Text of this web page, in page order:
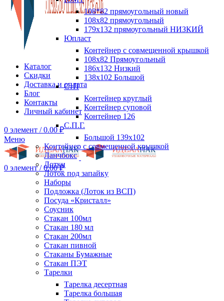
Каталог
Скидки
Доставка и оплата
Блог
Контакты
Личный кабинет
0 элемент / 0.00₽
Меню
0 элемент / 0.00₽
108*82 прямоугольный новый
108х82 прямоугольный
179х132 прямоугольный НИЗКИЙ
Юпласт
Контейнер с совмещенной крышкой
108х82 Прямоугольный
186х132 Низкий
138х102 Большой
СтП
Контейнер круглый
Контейнер суповой
Контейнер 126
С.П.Г.
Большой 139х102
Контейнер с совмещенной крышкой
Ланчбокс
Лотки
Лоток под запайку
Наборы
Подложка (Лоток из ВСП)
Посуда «Кристалл»
Соусник
Стакан 100мл
Стакан 180 мл
Стакан 200мл
Стакан пивной
Стаканы Бумажные
Стакан ПЭТ
Тарелки
Тарелка десертная
Тарелка большая